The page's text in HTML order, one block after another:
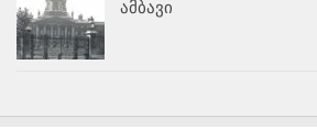
ამბავი